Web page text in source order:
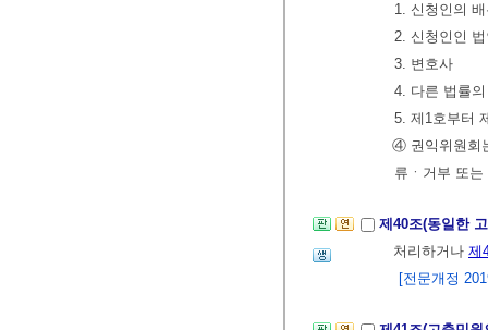
1. 신청인의
2. 신청인인
3. 변호사
4. 다른 법률
5. 제1호부터
④ 권익위원회
류ㆍ거부 또
제40조(동일한
처리하거나 제
[전문개정